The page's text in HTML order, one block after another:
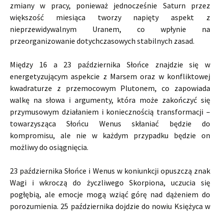
zmiany w pracy, ponieważ jednocześnie Saturn przez
większość miesiąca tworzy napięty aspekt z
nieprzewidywalnym Uranem, co wpłynie na
przeorganizowanie dotychczasowych stabilnych zasad.
Między 16 a 23 października Słońce znajdzie się w
energetyzującym aspekcie z Marsem oraz w konfliktowej
kwadraturze z przemocowym Plutonem, co zapowiada
walkę na słowa i argumenty, która może zakończyć się
przymusowym działaniem i koniecznością transformacji –
towarzysząca Słońcu Wenus skłaniać będzie do
kompromisu, ale nie w każdym przypadku będzie on
możliwy do osiągnięcia.
23 października Słońce i Wenus w koniunkcji opuszczą znak
Wagi i wkroczą do życzliwego Skorpiona, uczucia się
pogłębią, ale emocje mogą wziąć górę nad dążeniem do
porozumienia. 25 października dojdzie do nowiu Księżyca w